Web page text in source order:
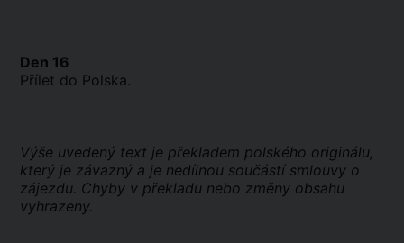
Den 16
Přílet do Polska.
Výše uvedený text je překladem polského originálu,
který je závazný a je nedílnou součástí smlouvy o
zájezdu. Chyby v překladu nebo změny obsahu
vyhrazeny.